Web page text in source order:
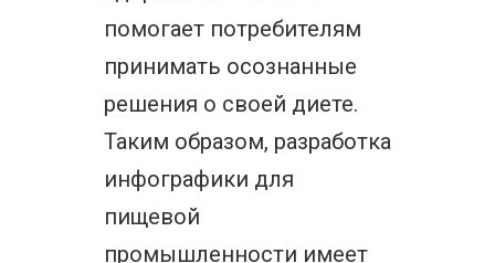
помогает потребителям
принимать осознанные
решения о своей диете.
Таким образом, разработка
инфографики для
пищевой
промышленности имеет